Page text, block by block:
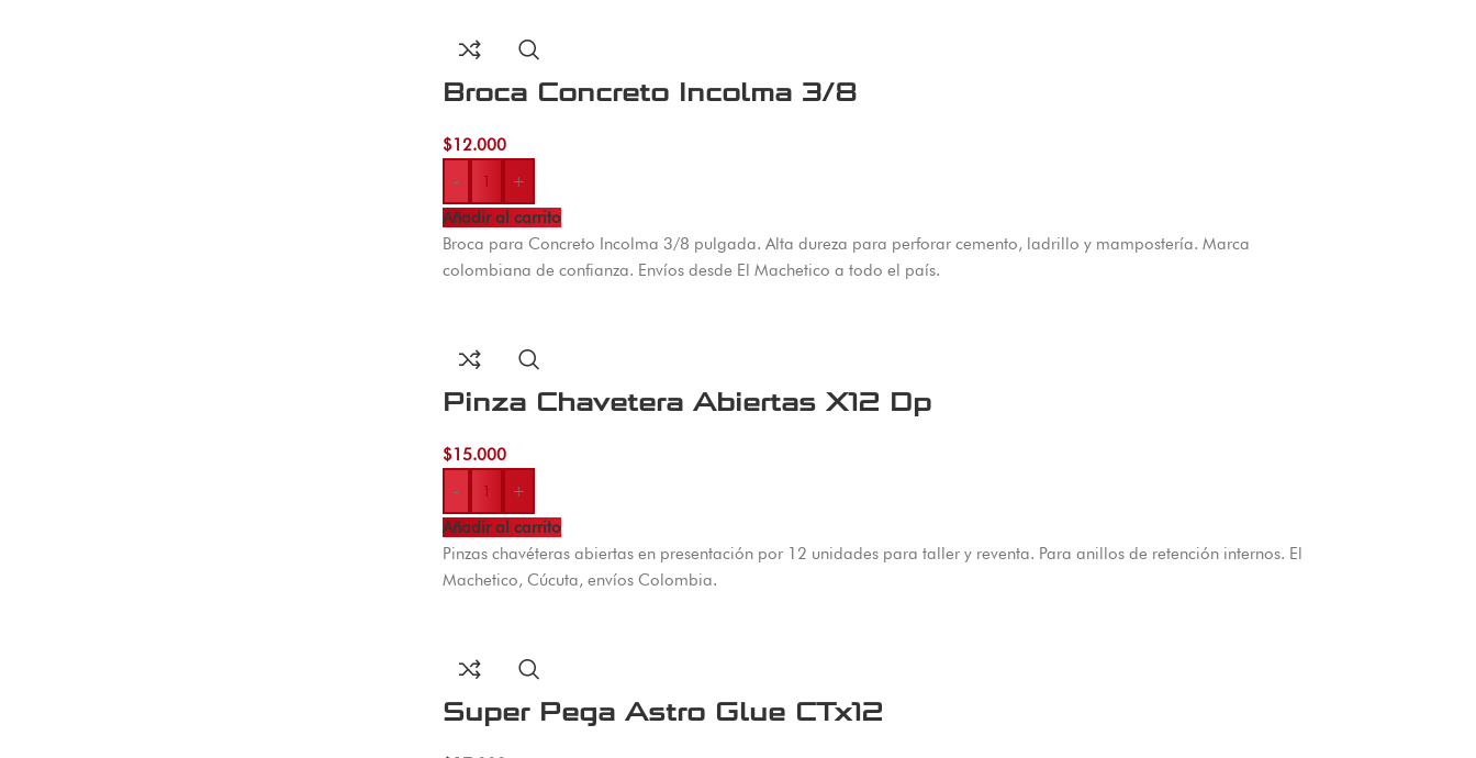
Broca Concreto Incolma 3/8
$12.000
-
+
Añadir al carrito
Broca para Concreto Incolma 3/8 pulgada. Alta dureza para perforar cemento, ladrillo y mampostería. Marca
colombiana de confianza. Envíos desde El Machetico a todo el país.
Pinza Chavetera Abiertas X12 Dp
$15.000
-
+
Añadir al carrito
Pinzas chavéteras abiertas en presentación por 12 unidades para taller y reventa. Para anillos de retención internos. El
Machetico, Cúcuta, envíos Colombia.
Super Pega Astro Glue CTx12